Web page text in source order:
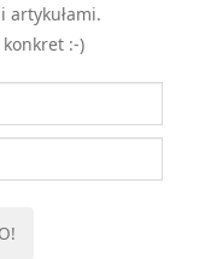
artykułami.
:-)